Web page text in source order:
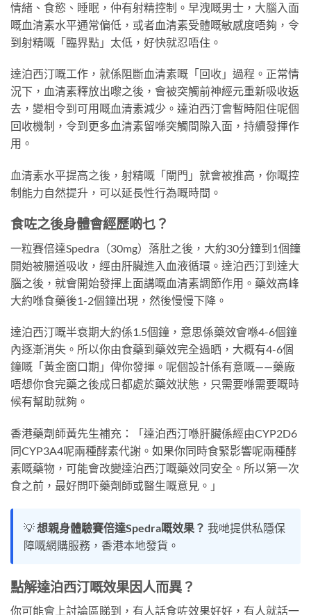
情緒、食慾、睡眠，仲有射精控制。早洩嘅男士，大腦入面
嘅血清素水平通常偏低，或者血清素受體嘅敏感度唔夠，令
到射精嘅「臨界點」太低，好快就忍唔住。
達泊西汀嘅工作，就係阻斷血清素嘅「回收」過程。正常情
況下，血清素釋放出嚟之後，會被突觸前神經元重新吸收返
去，變相令到可用嘅血清素減少。達泊西汀會暫時阻住呢個
回收機制，令到更多血清素留喺突觸間隙入面，持續發揮作
用。
血清素水平提高之後，射精嘅「閘門」就會被推高，你嘅控
制能力自然提升，可以延長性行為嘅時間。
食咗之後身體會經歷啲乜？
一粒賽倍達Spedra（30mg）落肚之後，大約30分鐘到1個鐘
開始被腸道吸收，經由肝臟進入血液循環。達泊西汀到達大
腦之後，就會開始發揮上面講嘅血清素調節作用。藥效高峰
大約喺食藥後1-2個鐘出現，然後慢慢下降。
達泊西汀嘅半衰期大約係1.5個鐘，意思係藥效會喺4-6個鐘
內逐漸消失。所以你由食藥到藥效完全過晒，大概有4-6個
鐘嘅「黃金窗口期」俾你發揮。呢個設計係有意嘅——藥廠
唔想你食完藥之後成日都處於藥效狀態，只需要喺需要嘅時
候有幫助就夠。
香港藥劑師黃先生補充：「達泊西汀喺肝臟係經由CYP2D6
同CYP3A4呢兩種酵素代謝。如果你同時食緊影響呢兩種酵
素嘅藥物，可能會改變達泊西汀嘅藥效同安全。所以第一次
食之前，最好問吓藥劑師或醫生嘅意見。」
💡想親身體驗賽倍達Spedra嘅效果？ 我哋提供私隱保
障嘅網購服務，香港本地發貨。
點解達泊西汀嘅效果因人而異？
你可能會上討論區睇到，有人話食咗效果好好，有人就話一